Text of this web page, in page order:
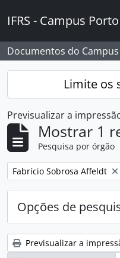
IFRS - Campus
Documentos do
Limite os
Previsualizar a
Mostrar 1
Pesquisa por órgão
Remover filtro:
Fabrício Sobrosa Affeldt
Opções de
Previsualizar a